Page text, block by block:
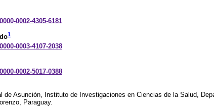
0002-4305-6181
1
0003-4107-2038
0002-5017-0388
de Asunción, Instituto de Investigaciones en Ciencias de la Salud,
Paraguay.